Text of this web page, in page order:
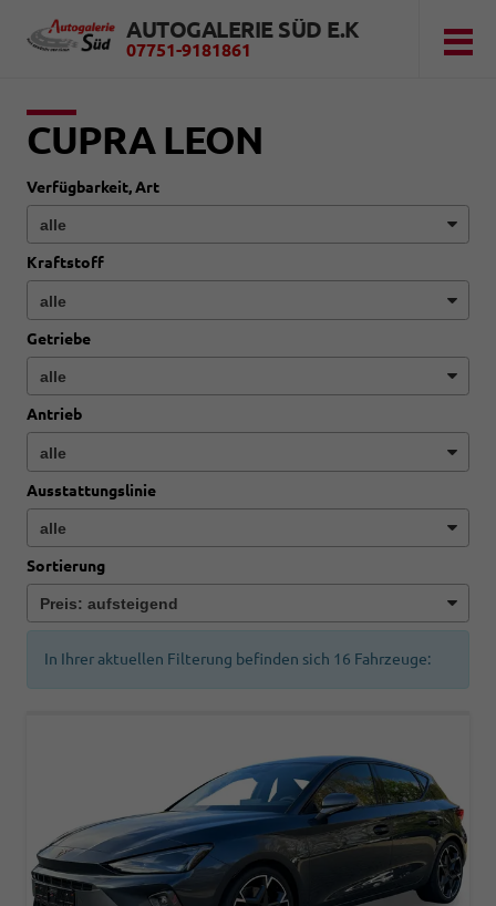
AUTOGALERIE SÜD E.K
07751-9181861
CUPRA LEON
Verfügbarkeit, Art
Kraftstoff
Getriebe
Antrieb
Ausstattungslinie
Sortierung
In Ihrer aktuellen Filterung befinden sich 16 Fahrzeuge: